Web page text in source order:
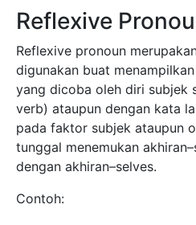
Reflexive
Reflexive pronoun
digunakan buat
yang dicoba oleh diri subjek
verb) ataupun dengan kata
pada faktor subjek ataupun
tunggal menemukan
dengan akhiran–selves.
Contoh: